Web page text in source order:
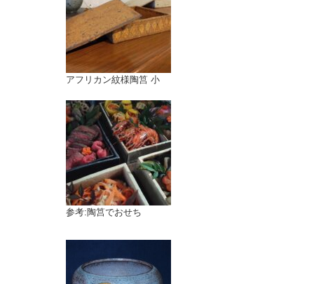
アフリカン紋様陶筥 小
参考:陶筥でおせち